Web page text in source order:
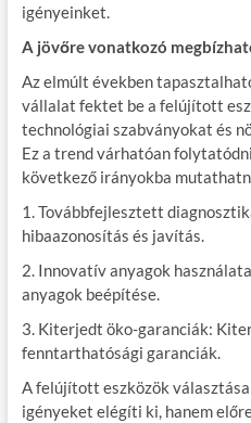
igényeinket.
A jövőre vonatkozó
Az elmúlt években
vállalat fektet be a felújított
technológiai szabványokat és
Ez a trend várhatóan
következő irányokba
1. Továbbfejlesztett
hibaazonosítás és javítás.
2. Innovatív anyagok
anyagok beépítése.
3. Kiterjedt öko-garanciák:
fenntarthatósági garanciák.
A felújított eszközök
igényeket elégíti ki, hanem